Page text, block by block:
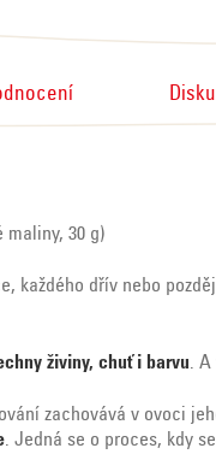
maliny, 30 g)
každého dřív nebo
živiny, chuť i barvu. A
zachovává v ovoci
. Jedná se o proces, kdy